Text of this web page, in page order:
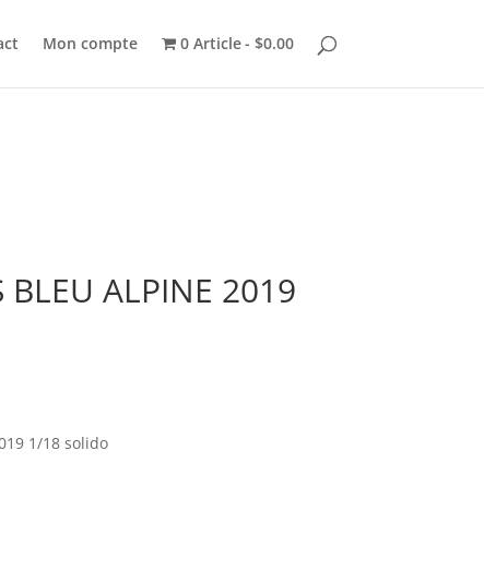
Mon compte 0 Article $0.00
BLEU ALPINE 2019
1/18 solido